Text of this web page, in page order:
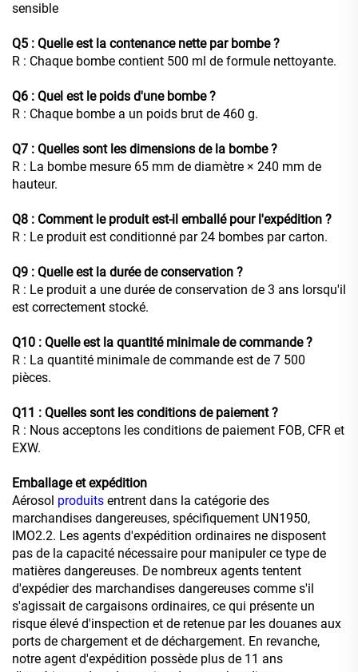
sensible
Q5 : Quelle est la contenance nette par bombe ?
R : Chaque bombe contient 500 ml de formule nettoyante.
Q6 : Quel est le poids d'une bombe ?
R : Chaque bombe a un poids brut de 460 g.
Q7 : Quelles sont les dimensions de la bombe ?
R : La bombe mesure 65 mm de diamètre × 240 mm de
hauteur.
Q8 : Comment le produit est-il emballé pour l'expédition ?
R : Le produit est conditionné par 24 bombes par carton.
Q9 : Quelle est la durée de conservation ?
R : Le produit a une durée de conservation de 3 ans lorsqu'il
est correctement stocké.
Q10 : Quelle est la quantité minimale de commande ?
R : La quantité minimale de commande est de 7 500
pièces.
Q11 : Quelles sont les conditions de paiement ?
R : Nous acceptons les conditions de paiement FOB, CFR et
EXW.
Emballage et expédition
Aérosol produits entrent dans la catégorie des
marchandises dangereuses, spécifiquement UN1950,
IMO2.2. Les agents d'expédition ordinaires ne disposent
pas de la capacité nécessaire pour manipuler ce type de
matières dangereuses. De nombreux agents tentent
d'expédier des marchandises dangereuses comme s'il
s'agissait de cargaisons ordinaires, ce qui présente un
risque élevé d'inspection et de retenue par les douanes aux
ports de chargement et de déchargement. En revanche,
notre agent d'expédition possède plus de 11 ans